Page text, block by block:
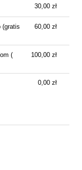
30,00 zł
(gratis
60,00 zł
(
100,00 zł
0,00 zł